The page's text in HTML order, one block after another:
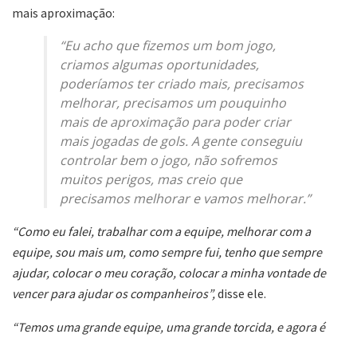
mais aproximação:
“Eu acho que fizemos um bom jogo,
criamos algumas oportunidades,
poderíamos ter criado mais, precisamos
melhorar, precisamos um pouquinho
mais de aproximação para poder criar
mais jogadas de gols. A gente conseguiu
controlar bem o jogo, não sofremos
muitos perigos, mas creio que
precisamos melhorar e vamos melhorar.”
“Como eu falei, trabalhar com a equipe, melhorar com a
equipe, sou mais um, como sempre fui, tenho que sempre
ajudar, colocar o meu coração, colocar a minha vontade de
vencer para ajudar os companheiros”,disse ele.
“Temos uma grande equipe, uma grande torcida, e agora é